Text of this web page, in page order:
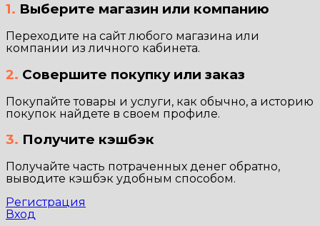
1. Выберите магазин или компанию
Переходите на сайт любого магазина или
компании из личного кабинета.
2. Совершите покупку или заказ
Покупайте товары и услуги, как обычно, а историю
покупок найдете в своем профиле.
3. Получите кэшбэк
Получайте часть потраченных денег обратно,
выводите кэшбэк удобным способом.
Регистрация
Вход